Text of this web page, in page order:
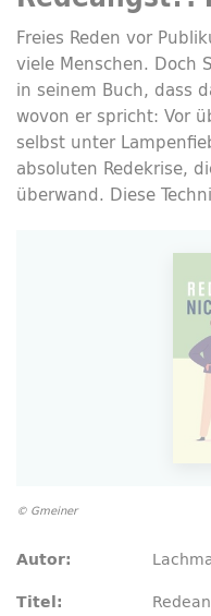
Freies Reden vor
viele Menschen. Doch
in seinem Buch, dass
wovon er spricht: Vor
selbst unter
absoluten Redekrise,
überwand. Diese
© Gmeiner
Autor:
Titel: